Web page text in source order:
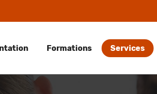
Formations Services